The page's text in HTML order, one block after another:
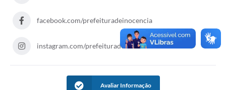
Fale conosco
facebook.com/prefeituradeinocencia
instagram.com/prefeituradeinocencia
Avaliar Informação